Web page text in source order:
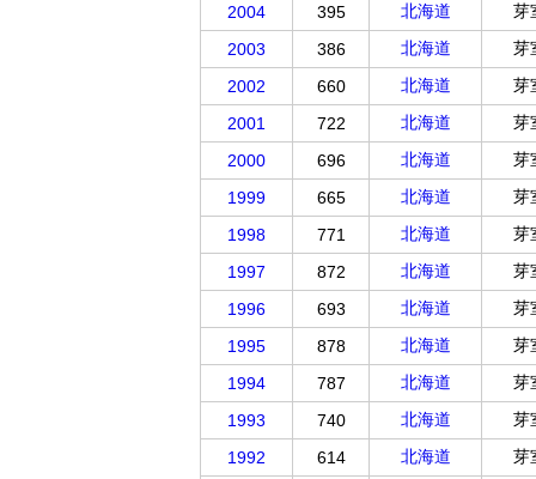
2004
395 北海道 芽
2003
386 北海道 芽
2002
660 北海道 芽
2001
722 北海道 芽
2000
696 北海道 芽
1999
665 北海道 芽
1998
771 北海道 芽
1997
872 北海道 芽
1996
693 北海道 芽
1995
878 北海道 芽
1994
787 北海道 芽
1993
740 北海道 芽
1992
614 北海道 芽